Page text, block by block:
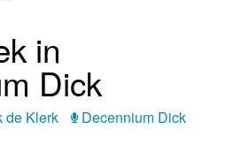
in
Dick
Klerk
Decennium Dick